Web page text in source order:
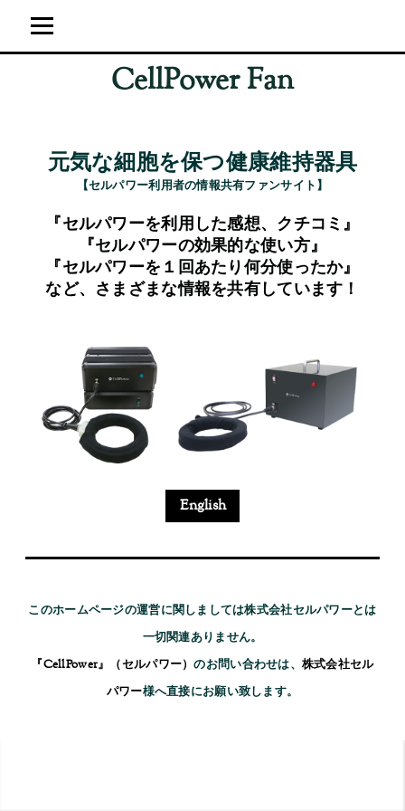
超強力神経波磁力線発生器
ブログ
CellPower Fan
元気な細胞を保つ健康維持器具
【セルパワー利用者の情報共有ファンサイト】
『セルパワーを利用した感想、クチコミ』
『セルパワーの効果的な使い方』
『セルパワーを１回あたり何分使ったか』
など、さまざまな情報を共有しています！
English
このホームページの運営に関しましては株式会社セルパワーとは
一切関連ありません。
『CellPower』（セルパワー）のお問い合わせは、 株式会社セル
パワー様へ直接にお願い致します。